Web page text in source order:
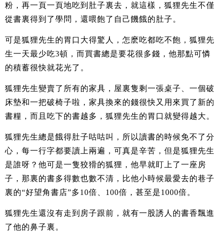
粉，再一頁一頁地吃到肚子裏去，就這樣，狐狸先生不僅
從書裏得到了學問，還喂飽了自己饑餓的肚子。
可是狐狸先生的胃口大得驚人，怎麽吃都吃不飽，狐狸先
生一天最少吃3頓，而買書總是要花很多錢，他那點可憐
的積蓄很快就花光了。
狐狸先生變賣了所有的家具，屋裏隻剩一張桌子、一個破
床墊和一把破椅子啦，家具換來的錢很快又用來買了新的
書糧，而且吃下的書越多，狐狸先生的胃口就變得越大。
狐狸先生總是餓得肚子咕咕叫，所以讀書的時候免不了分
心，每一行字都要讀上兩遍，可真是辛苦，但是狐狸先生
是誰呀？他可是一隻狡猾的狐狸，他早就盯上了一座房
子，那裏的書多得數也數不清，比他小時候最愛去的巷子
裏的“好望角書店”多10倍、100倍，甚至是1000倍。
狐狸先生還沒有走到房子跟前，就有一股誘人的書香飄進
了他的鼻子裏。